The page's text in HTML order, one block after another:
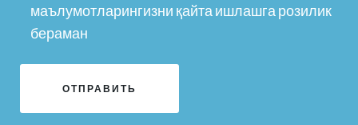
маълумотларингизни қайта ишлашга розилик
бераман